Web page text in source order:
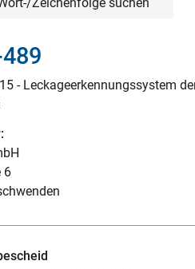
- Leckageerkennungssystem
6